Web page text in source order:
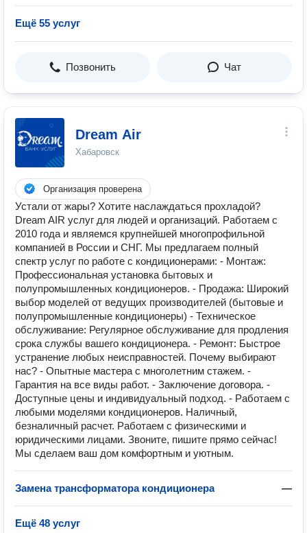
Ещё 55 услуг
Позвонить Чат
Dream Air
Хабаровск
Организация проверена
Устали от жары? Хотите наслаждаться прохладой?
Dream AIR услуг для людей и организаций. Работаем с
2010 года и являемся крупнейшей многопрофильной
компанией в России и СНГ. Мы предлагаем полный
спектр услуг по работе с кондиционерами: - Монтаж:
Профессиональная установка бытовых и
полупромышленных кондиционеров. - Продажа: Широкий
выбор моделей от ведущих производителей (бытовые и
полупромышленные кондиционеры) - Техническое
обслуживание: Регулярное обслуживание для продления
срока службы вашего кондиционера. - Ремонт: Быстрое
устранение любых неисправностей. Почему выбирают
нас? - Опытные мастера с многолетним стажем. -
Гарантия на все виды работ. - Заключение договора. -
Доступные цены и индивидуальный подход. - Работаем с
любыми моделями кондиционеров. Наличный,
безналичный расчет. Работаем с физическими и
юридическими лицами. Звоните, пишите прямо сейчас!
Мы сделаем ваш дом комфортным и уютным.
Замена трансформатора кондиционера —
Ещё 48 услуг